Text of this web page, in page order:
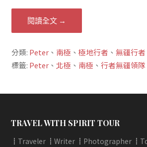
閱讀全文 →
分類: Peter 、 南極 、極地行者 、無疆行者
標籤: Peter 、北極 、 南極 、行者無疆領隊
TRAVEL WITH SPIRIT TOUR
┋Traveler ┋Writer ┋Photographer